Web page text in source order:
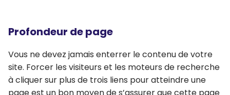
Profondeur de page
Vous ne devez jamais enterrer le contenu de votre
site. Forcer les visiteurs et les moteurs de recherche
à cliquer sur plus de trois liens pour atteindre une